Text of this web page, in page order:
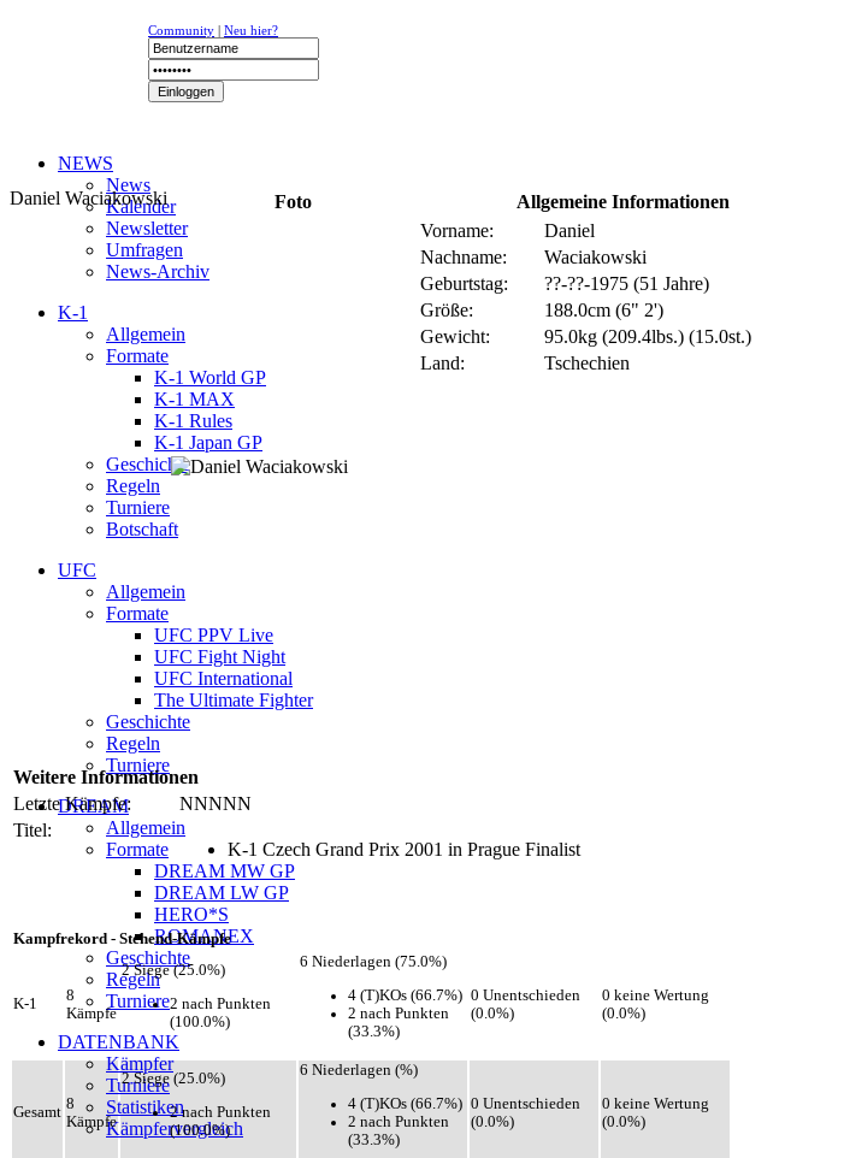
Community | Neu hier?
NEWS
News
Kalender
Newsletter
Umfragen
News-Archiv
K-1
Allgemein
Formate
K-1 World GP
K-1 MAX
K-1 Rules
K-1 Japan GP
Geschichte
Regeln
Turniere
Botschaft
UFC
Allgemein
Formate
UFC PPV Live
UFC Fight Night
UFC International
The Ultimate Fighter
Geschichte
Regeln
Turniere
DREAM
Allgemein
Formate
DREAM MW GP
DREAM LW GP
HERO*S
ROMANEX
Geschichte
Regeln
Turniere
DATENBANK
Kämpfer
Turniere
Statistiken
Kämpfervergleich
Daniel Waciakowski Foto
Allgemeine Informationen
Vorname:
Daniel
Nachname:
Waciakowski
Geburtstag:
??-??-1975 (51 Jahre)
Größe:
188.0cm (6" 2')
Gewicht:
95.0kg (209.4lbs.) (15.0st.)
Land:
Tschechien
Weitere Informationen
Letzte Kämpfe:
NNNNN
Titel:
K-1 Czech Grand Prix 2001 in Prague Finalist
Kampfrekord - Stehend-Kämpfe
K-1
8
Kämpfe
2 Siege (25.0%)
2 nach Punkten
(100.0%)
6 Niederlagen (75.0%)
4 (T)KOs (66.7%)
2 nach Punkten
(33.3%)
0 Unentschieden
(0.0%)
0 keine Wertung
(0.0%)
Gesamt 8
Kämpfe
2 Siege (25.0%)
2 nach Punkten
(100.0%)
6 Niederlagen (%)
4 (T)KOs (66.7%)
2 nach Punkten
(33.3%)
0 Unentschieden
(0.0%)
0 keine Wertung
(0.0%)